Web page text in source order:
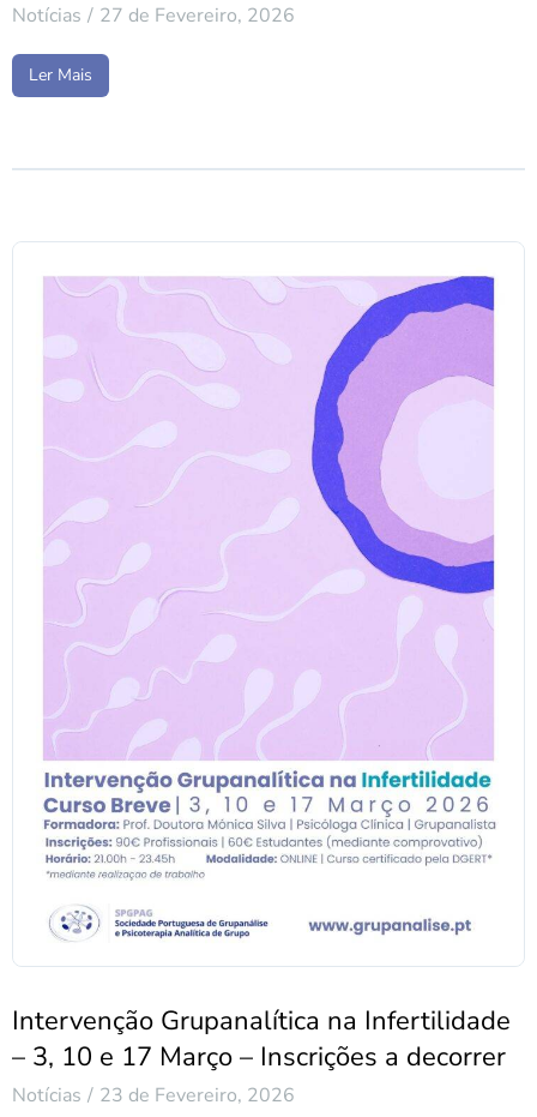
Notícias 27 de Fevereiro, 2026
Ler Mais
Intervenção Grupanalítica na Infertilidade
– 3, 10 e 17 Março – Inscrições a decorrer
Notícias 23 de Fevereiro, 2026